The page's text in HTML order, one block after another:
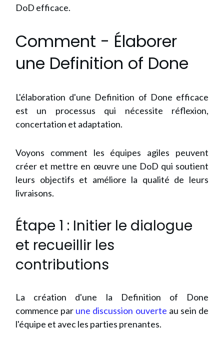
DoD efficace.
Comment - Élaborer
une Definition of Done
L'élaboration d'une Definition of Done efficace
est un processus qui nécessite réflexion,
concertation et adaptation.
Voyons comment les équipes agiles peuvent
créer et mettre en œuvre une DoD qui soutient
leurs objectifs et améliore la qualité de leurs
livraisons.
Étape 1 : Initier le dialogue
et recueillir les
contributions
La création d'une la Definition of Done
commence par une discussion ouverte au sein de
l'équipe et avec les parties prenantes.